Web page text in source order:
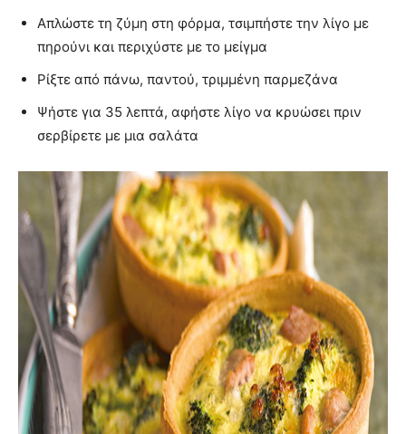
Απλώστε τη ζύμη στη φόρμα, τσιμπήστε την λίγο με
πηρούνι και περιχύστε με το μείγμα
Ρίξτε από πάνω, παντού, τριμμένη παρμεζάνα
Ψήστε για 35 λεπτά, αφήστε λίγο να κρυώσει πριν
σερβίρετε με μια σαλάτα